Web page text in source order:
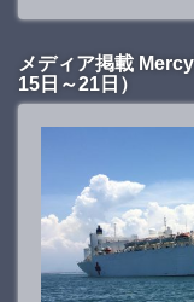
メディア掲載
15日～21日）